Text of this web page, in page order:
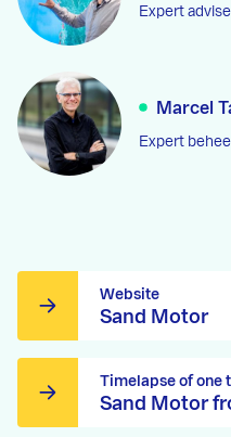
Expert
Marcel
Expert
Sand Motor
Website
Sand Motor
Timelapse of one